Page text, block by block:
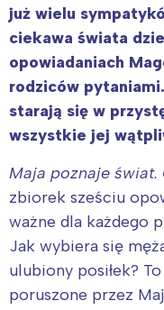
już wielu
ciekawa świata
opowiadaniach
rodziców
starają się w
wszystkie jej
Maja poznaje świat.
zbiorek sześciu
ważne dla każdego
Jak wybiera się
ulubiony posiłek?
poruszone przez